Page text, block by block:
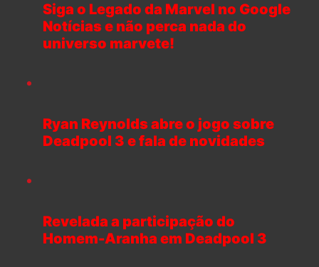
Siga o Legado da Marvel no Google
Notícias e não perca nada do
universo marvete!
Ryan Reynolds abre o jogo sobre
Deadpool 3 e fala de novidades
Revelada a participação do
Homem-Aranha em Deadpool 3